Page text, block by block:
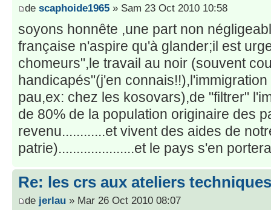
de scaphoide1965 » Sam 23 Oct 2010 10:58
soyons honnête ,une part non
française n'aspire qu'à glander;il est
chomeurs",le travail au noir (souvent
handicapés"(j'en
pau,ex: chez les kosovars),de "filtrer"
de 80% de la population originaire des
revenu............et vivent des aides de
patrie).....................et le pays s'en
Re: les crs aux ateliers
de jerlau » Mar 26 Oct 2010 08:07